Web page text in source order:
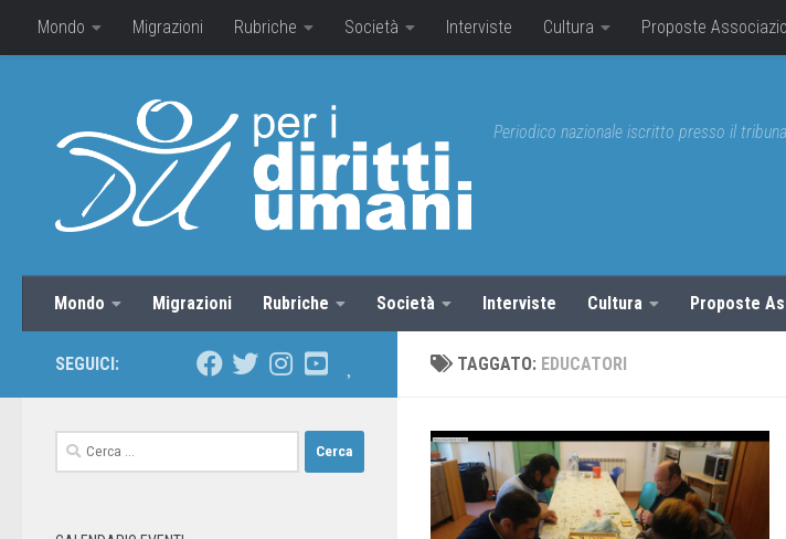
Mondo Migrazioni Rubriche Società Interviste Cultura Proposte
Periodico nazionale iscritto presso il
Mondo Migrazioni Rubriche Società Interviste Cultura Proposte
TAGGATO: EDUCATORI
SEGUICI: